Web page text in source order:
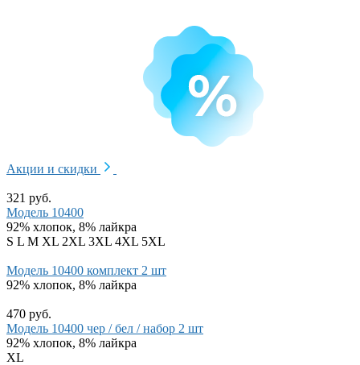
Акции и скидки
321 руб.
Модель 10400
92% хлопок, 8% лайкра
S L M XL 2XL 3XL 4XL 5XL
Модель 10400 комплект 2 шт
92% хлопок, 8% лайкра
470 руб.
Модель 10400 чер / бел / набор 2 шт
92% хлопок, 8% лайкра
XL